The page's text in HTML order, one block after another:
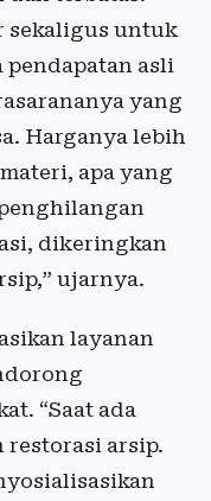
sekaligus untuk
asli
yang
Harganya lebih
apa yang
dikeringkan
ujarnya.
layanan
“Saat ada
restorasi arsip.